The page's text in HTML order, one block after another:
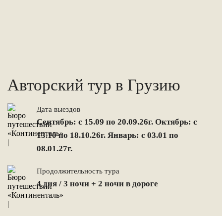
Авторский тур в Грузию
Дата выездов
Сентябрь: с 15.09 по 20.09.26г. Октябрь: с
13.10 по 18.10.26г. Январь: с 03.01 по
08.01.27г.
Продолжительность тура
4 дня / 3 ночи + 2 ночи в дороге